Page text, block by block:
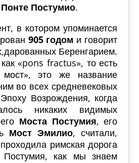
Понте Постумио.
в котором упоминается
905 годом и говорит
Беренгарием.
«pons fractus», то есть
мост», это же название
во всех средневековых
Возрождения, когда
никаких видимых
Моста Постумия, его
Мост Эмилио, считали,
римская дорога
как мы знаем